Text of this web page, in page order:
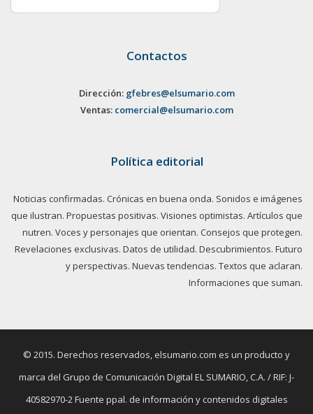
Contactos
Dirección: gfebres@elsumario.com
Ventas: comercial@elsumario.com
Política editorial
Noticias confirmadas. Crónicas en buena onda. Sonidos e imágenes
que ilustran. Propuestas positivas. Visiones optimistas. Artículos que
nutren. Voces y personajes que orientan. Consejos que protegen.
Revelaciones exclusivas. Datos de utilidad. Descubrimientos. Futuro
y perspectivas. Nuevas tendencias. Textos que aclaran.
Informaciones que suman.
© 2015. Derechos reservados, elsumario.com es un producto y
marca del Grupo de Comunicación Digital EL SUMARIO, C.A. / RIF: J-
40582970-2 Fuente ppal. de información y contenidos digitales